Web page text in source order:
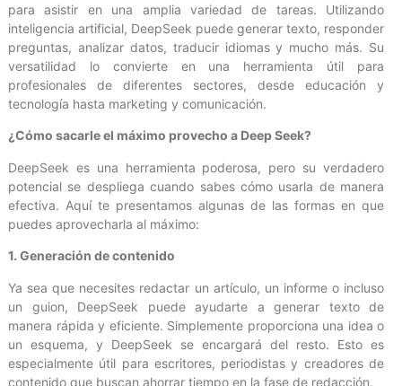
para asistir en una amplia variedad de tareas. Utilizando
inteligencia artificial, DeepSeek puede generar texto, responder
preguntas, analizar datos, traducir idiomas y mucho más. Su
versatilidad lo convierte en una herramienta útil para
profesionales de diferentes sectores, desde educación y
tecnología hasta marketing y comunicación.
¿Cómo sacarle el máximo provecho a Deep Seek?
DeepSeek es una herramienta poderosa, pero su verdadero
potencial se despliega cuando sabes cómo usarla de manera
efectiva. Aquí te presentamos algunas de las formas en que
puedes aprovecharla al máximo:
1. Generación de contenido
Ya sea que necesites redactar un artículo, un informe o incluso
un guion, DeepSeek puede ayudarte a generar texto de
manera rápida y eficiente. Simplemente proporciona una idea o
un esquema, y DeepSeek se encargará del resto. Esto es
especialmente útil para escritores, periodistas y creadores de
contenido que buscan ahorrar tiempo en la fase de redacción.